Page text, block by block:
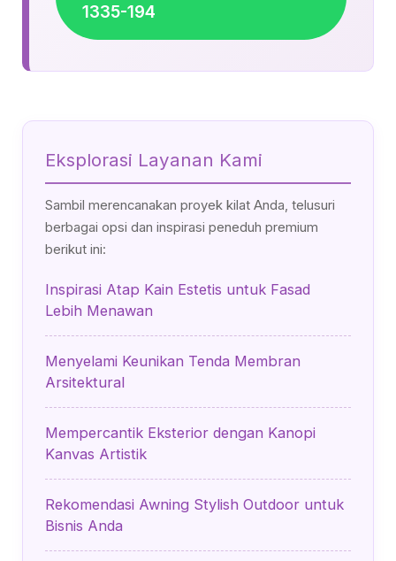
1335-194
Eksplorasi Layanan Kami
Sambil merencanakan proyek kilat Anda, telusuri
berbagai opsi dan inspirasi peneduh premium
berikut ini:
Inspirasi Atap Kain Estetis untuk Fasad
Lebih Menawan
Menyelami Keunikan Tenda Membran
Arsitektural
Mempercantik Eksterior dengan Kanopi
Kanvas Artistik
Rekomendasi Awning Stylish Outdoor untuk
Bisnis Anda